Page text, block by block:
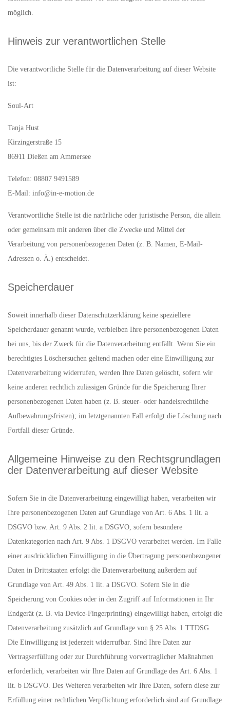
möglich.
Hinweis zur verantwortlichen Stelle
Die verantwortliche Stelle für die Datenverarbeitung auf dieser Website
ist:
Soul-Art
Tanja Hust
Kirzingerstraße 15
86911 Dießen am Ammersee
Telefon: 08807 9491589
E-Mail: info@in-e-motion.de
Verantwortliche Stelle ist die natürliche oder juristische Person, die allein
oder gemeinsam mit anderen über die Zwecke und Mittel der
Verarbeitung von personenbezogenen Daten (z. B. Namen, E-Mail-
Adressen o. Ä.) entscheidet.
Speicherdauer
Soweit innerhalb dieser Datenschutzerklärung keine speziellere
Speicherdauer genannt wurde, verbleiben Ihre personenbezogenen Daten
bei uns, bis der Zweck für die Datenverarbeitung entfällt. Wenn Sie ein
berechtigtes Löschersuchen geltend machen oder eine Einwilligung zur
Datenverarbeitung widerrufen, werden Ihre Daten gelöscht, sofern wir
keine anderen rechtlich zulässigen Gründe für die Speicherung Ihrer
personenbezogenen Daten haben (z. B. steuer- oder handelsrechtliche
Aufbewahrungsfristen); im letztgenannten Fall erfolgt die Löschung nach
Fortfall dieser Gründe.
Allgemeine Hinweise zu den Rechtsgrundlagen
der Datenverarbeitung auf dieser Website
Sofern Sie in die Datenverarbeitung eingewilligt haben, verarbeiten wir
Ihre personenbezogenen Daten auf Grundlage von Art. 6 Abs. 1 lit. a
DSGVO bzw. Art. 9 Abs. 2 lit. a DSGVO, sofern besondere
Datenkategorien nach Art. 9 Abs. 1 DSGVO verarbeitet werden. Im Falle
einer ausdrücklichen Einwilligung in die Übertragung personenbezogener
Daten in Drittstaaten erfolgt die Datenverarbeitung außerdem auf
Grundlage von Art. 49 Abs. 1 lit. a DSGVO. Sofern Sie in die
Speicherung von Cookies oder in den Zugriff auf Informationen in Ihr
Endgerät (z. B. via Device-Fingerprinting) eingewilligt haben, erfolgt die
Datenverarbeitung zusätzlich auf Grundlage von § 25 Abs. 1 TTDSG.
Die Einwilligung ist jederzeit widerrufbar. Sind Ihre Daten zur
Vertragserfüllung oder zur Durchführung vorvertraglicher Maßnahmen
erforderlich, verarbeiten wir Ihre Daten auf Grundlage des Art. 6 Abs. 1
lit. b DSGVO. Des Weiteren verarbeiten wir Ihre Daten, sofern diese zur
Erfüllung einer rechtlichen Verpflichtung erforderlich sind auf Grundlage